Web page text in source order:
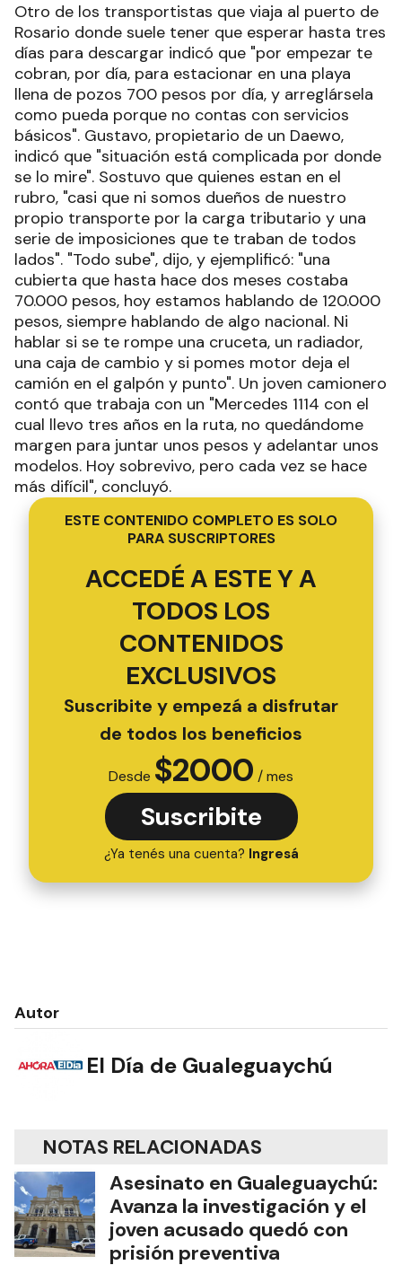
Otro de los transportistas que viaja al puerto de
Rosario donde suele tener que esperar hasta tres
días para descargar indicó que "por empezar te
cobran, por día, para estacionar en una playa
llena de pozos 700 pesos por día, y arreglársela
como pueda porque no contas con servicios
básicos". Gustavo, propietario de un Daewo,
indicó que "situación está complicada por donde
se lo mire". Sostuvo que quienes estan en el
rubro, "casi que ni somos dueños de nuestro
propio transporte por la carga tributario y una
serie de imposiciones que te traban de todos
lados". "Todo sube", dijo, y ejemplificó: "una
cubierta que hasta hace dos meses costaba
70.000 pesos, hoy estamos hablando de 120.000
pesos, siempre hablando de algo nacional. Ni
hablar si se te rompe una cruceta, un radiador,
una caja de cambio y si pomes motor deja el
camión en el galpón y punto". Un joven camionero
contó que trabaja con un "Mercedes 1114 con el
cual llevo tres años en la ruta, no quedándome
margen para juntar unos pesos y adelantar unos
modelos. Hoy sobrevivo, pero cada vez se hace
más difícil", concluyó.
ESTE CONTENIDO COMPLETO ES SOLO
PARA SUSCRIPTORES
ACCEDÉ A ESTE Y A
TODOS LOS
CONTENIDOS
EXCLUSIVOS
Suscribite y empezá a disfrutar
de todos los beneficios
Desde $2000 / mes
Suscribite
¿Ya tenés una cuenta? Ingresá
Autor
El Día de Gualeguaychú
NOTAS RELACIONADAS
Asesinato en Gualeguaychú:
Avanza la investigación y el
joven acusado quedó con
prisión preventiva